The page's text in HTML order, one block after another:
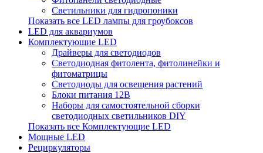
Светильники для гидропоники
Показать все LED лампы для гроубоксов
LED для аквариумов
Комплектующие LED
Драйверы для светодиодов
Светодиодная фитолента, фитолинейки и
фитоматрицы
Светодиоды для освещения растений
Блоки питания 12В
Наборы для самостоятельной сборки
светодиодных светильников DIY
Показать все Комплектующие LED
Мощные LED
Рециркуляторы